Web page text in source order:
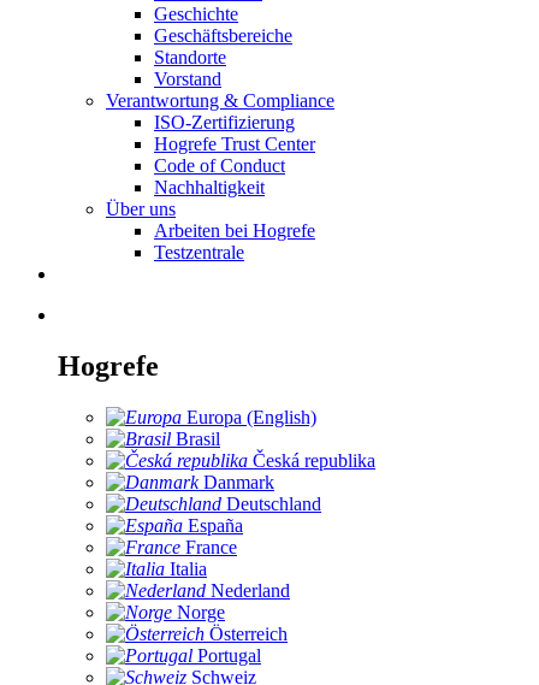
Geschichte
Geschäftsbereiche
Standorte
Vorstand
Verantwortung & Compliance
ISO-Zertifizierung
Hogrefe Trust Center
Code of Conduct
Nachhaltigkeit
Über uns
Arbeiten bei Hogrefe
Testzentrale
Hogrefe
Europa (English)
Brasil
Česká republika
Danmark
Deutschland
España
France
Italia
Nederland
Norge
Österreich
Portugal
Schweiz